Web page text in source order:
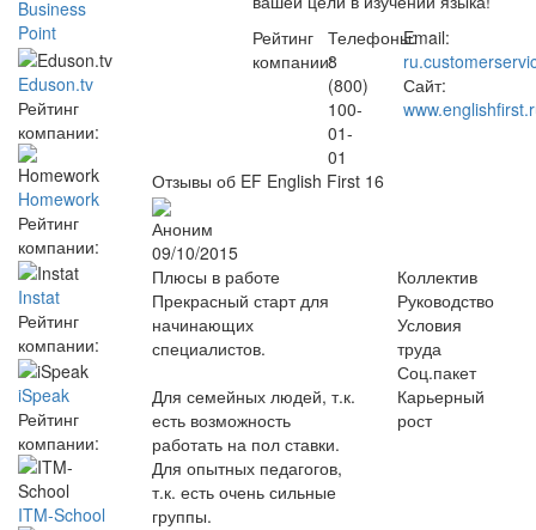
Business
Point
Eduson.tv
Рейтинг
компании:
Homework
Рейтинг
компании:
Instat
Рейтинг
компании:
iSpeak
Рейтинг
компании:
ITM-School
Рейтинг
компании:
Телефоны:
8
(800)
100-
01-
01
Email:
Сайт:
Отзывы об EF English First 16
Аноним
09/10/2015
Плюсы в работе
Прекрасный старт для
начинающих
специалистов.
Для семейных людей, т.к.
есть возможность
работать на пол ставки.
Для опытных педагогов,
т.к. есть очень сильные
группы.
Коллектив
Руководство
Условия
труда
Соц.пакет
Карьерный
рост